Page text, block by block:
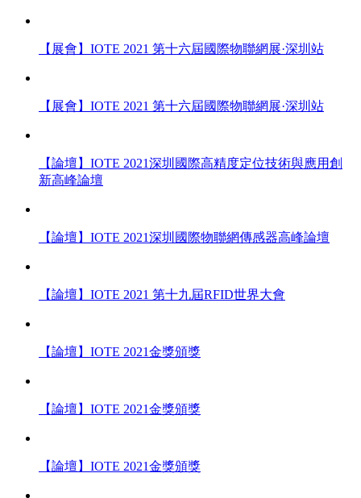
【展會】IOTE 2021 第十六屆國際物聯網展·深圳站
【展會】IOTE 2021 第十六屆國際物聯網展·深圳站
【論壇】IOTE 2021深圳國際高精度定位技術與應用創
新高峰論壇
【論壇】IOTE 2021深圳國際物聯網傳感器高峰論壇
【論壇】IOTE 2021 第十九屆RFID世界大會
【論壇】IOTE 2021金獎頒獎
【論壇】IOTE 2021金獎頒獎
【論壇】IOTE 2021金獎頒獎